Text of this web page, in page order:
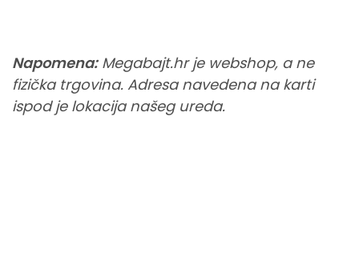
Napomena:Megabajt.hr je webshop, a ne
fizička trgovina. Adresa navedena na karti
ispod je lokacija našeg ureda.